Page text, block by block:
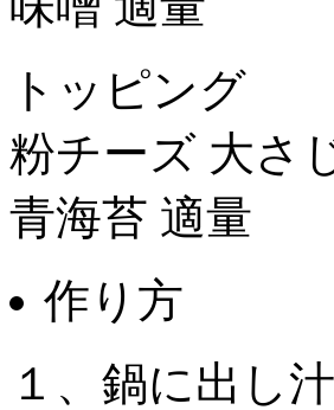
トッピング
粉チーズ 大さ
青海苔 適量
作り方
１、鍋に出し